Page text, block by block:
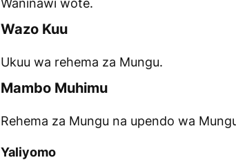
Waninawi wote.
Wazo Kuu
Ukuu wa rehema za Mungu.
Mambo Muhimu
Rehema za Mungu na upendo wa
Yaliyomo